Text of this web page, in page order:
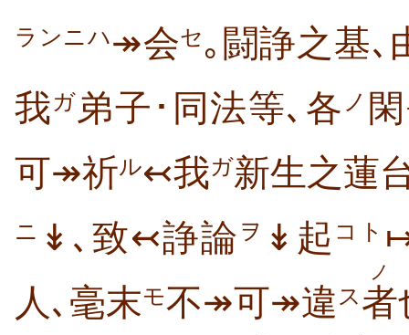
ランニハ↠会セ｡闘諍之基､
我ガ 弟子･同法等､各 ノ 閑
可↠祈ル↢我ガ新生之蓮
ニ ↡､致↢諍論 ヲ ↡起 コト
人､毫末モ不↠可↠違 ス者
ノ